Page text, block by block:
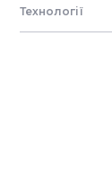
Технології